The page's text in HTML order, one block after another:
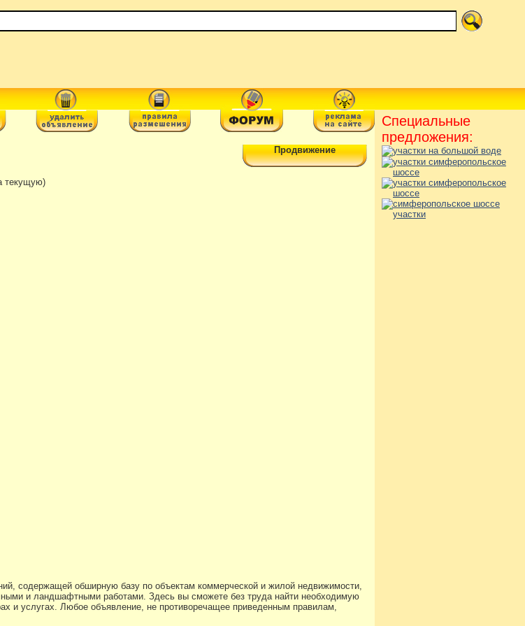
Продвижение
текущую)
Специальные
предложения:
содержащей обширную базу по объектам коммерческой и жилой недвижимости,
и ландшафтными работами. Здесь вы сможете без труда найти необходимую
и услугах. Любое объявление, не противоречащее приведенным правилам,